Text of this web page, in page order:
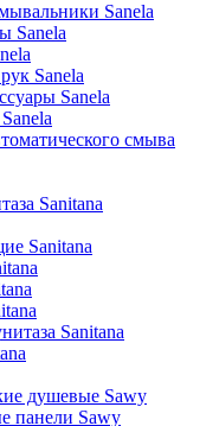
Sanela
Sanela
Sanela
Sanela
смыва
Sanitana
Sanitana
Sanitana
душевые Sawy
панели Sawy